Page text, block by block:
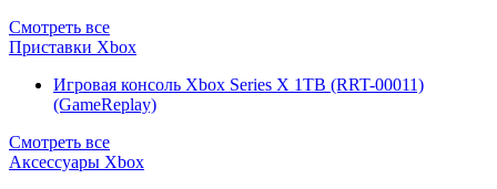
Смотреть все
Приставки Xbox
Игровая консоль Xbox Series X 1TB (RRT-00011)
(GameReplay)
Смотреть все
Аксессуары Xbox